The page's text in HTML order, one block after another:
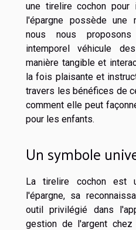
une tirelire cochon pour
l'épargne possède une
nous nous
intemporel véhicule
manière tangible et
la fois plaisante et
travers les bénéfices de
comment elle peut
pour les enfants.
Un symbole
La tirelire cochon est
l'épargne, sa
outil privilégié dans
gestion de l'argent chez